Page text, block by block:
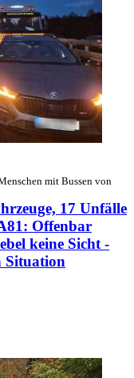
mit Bussen von
17 Unfälle
Offenbar
keine Sicht -
Situation